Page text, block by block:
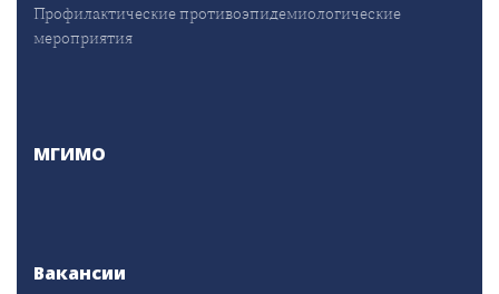
Профилактические противоэпидемиологические
мероприятия
МГИМО
Вакансии